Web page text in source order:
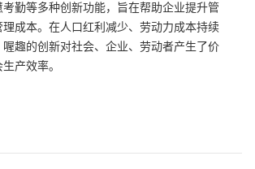
勤等多种创新功能，旨在帮助企业提升管
成本。在人口红利减少、劳动力成本持续
趣的创新对社会、企业、劳动者产生了价
产效率。